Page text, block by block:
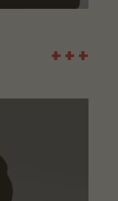
+ + +